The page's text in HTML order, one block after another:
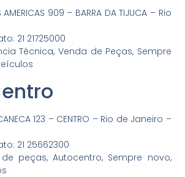
909 – BARRA DA TIJUCA – Rio
21 21725000
Técnica, Venda de Peças, Sempre
123 – CENTRO – Rio de Janeiro –
21 25662300
peças, Autocentro, Sempre novo,